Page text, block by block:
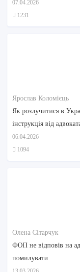
07.04.2026
1231
Ярослав Коломієць
Як розлучитися в
інструкція від
06.04.2026
1094
Олена Сітарчук
ФОП не відповів на
помилувати